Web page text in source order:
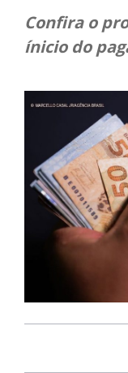
Confira o
ínicio do